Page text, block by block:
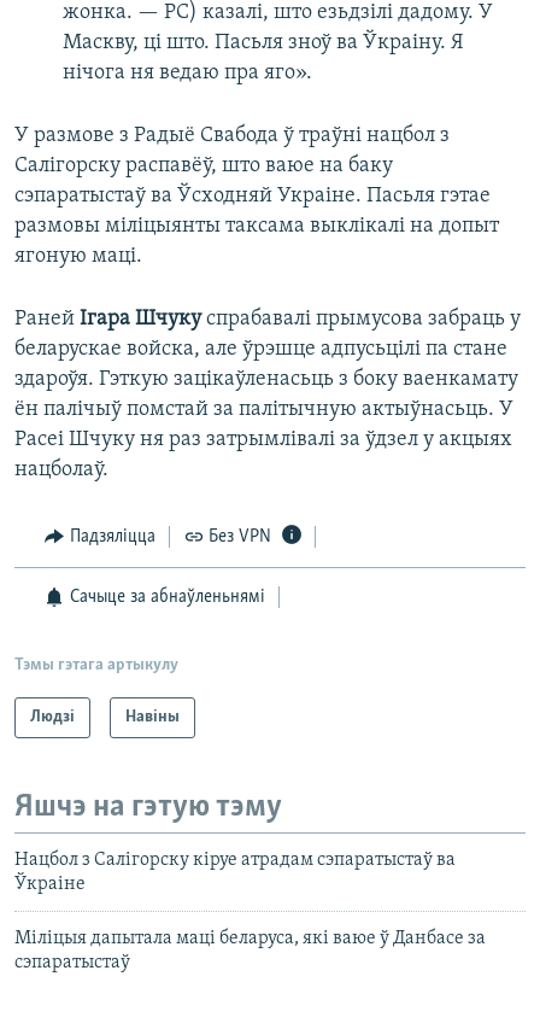
жонка. — РС) казалі, што езьдзілі дадому. У
Маскву, ці што. Пасьля зноў ва Ўкраіну. Я
нічога ня ведаю пра яго».
У размове з Радыё Свабода ў траўні нацбол з
Салігорску распавёў, што ваюе на баку
сэпаратыстаў ва Ўсходняй Украіне. Пасьля гэтае
размовы міліцыянты таксама выклікалі на допыт
ягоную маці.
Раней Ігара Шчукуспрабавалі прымусова забраць у
беларускае войска, але ўрэшце адпусьцілі па стане
здароўя. Гэткую зацікаўленасьць з боку ваенкамату
ён палічыў помстай за палітычную актыўнасьць. У
Расеі Шчуку ня раз затрымлівалі за ўдзел у акцыях
нацболаў.
Падзяліцца Без VPN
Сачыце за абнаўленьнямі
Тэмы гэтага артыкулу
Людзі Навіны
Яшчэ на гэтую тэму
Нацбол з Салігорску кіруе атрадам сэпаратыстаў ва
Ўкраіне
Міліцыя дапытала маці беларуса, які ваюе ў Данбасе за
сэпаратыстаў